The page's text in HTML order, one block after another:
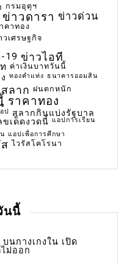
กรมอุตุฯ
ข่าวดารา ข่าวด่วน
คาทอง
วเศรษฐกิจ
19 ข่าวไอที
ค่าเงินบาทวันนี้
ทองคำแท่ง ธนาคารออมสิน
ลาก ฝนตกหนัก
ราคาทอง
ป สลากกินแบ่งรัฐบาล
ขเด็ดงวดนี้ แอปการเรียน
แอปเพื่อการศึกษา
ไวรัสโคโรนา
นนี้
นกางเกงใน เปิด
ม่ออก